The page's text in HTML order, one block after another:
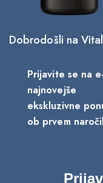
Dobrodošli na
Prijavite se na
najnovejše
ekskluzivne
ob prvem